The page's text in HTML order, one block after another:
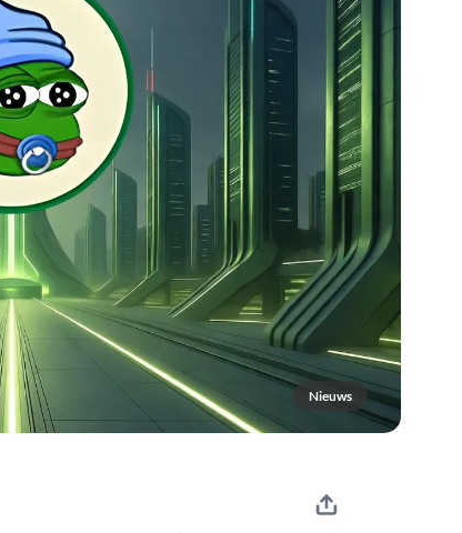
Nieuws